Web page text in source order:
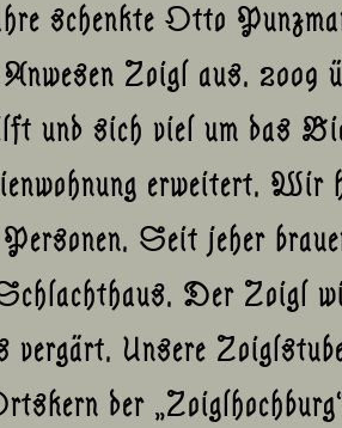
schenkte Otto
Anwesen Zoigl aus.
und sich viel um das
erweitert.
Seit jeher
Der Zoigl
vergärt. Unsere
der